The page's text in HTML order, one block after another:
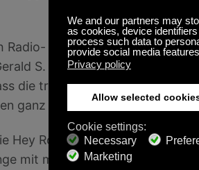
Radio- und Fernsehsendungen
S. Doyle’sOld Time Songs
die traditionelle
ganz oben stand.
Hey Rosetta und Great Big Sea,
mit moderner Populärmusik